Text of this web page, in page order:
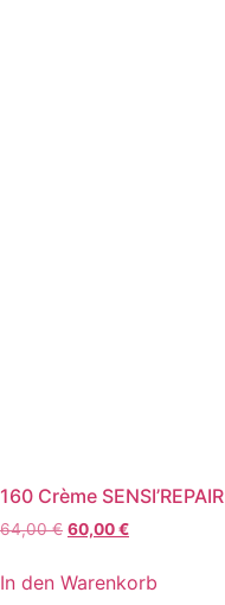
160 Crème SENSI’REPAIR
64,00€ Ursprünglicher
war:
60,00€Aktueller
ist:
In den Warenkorb